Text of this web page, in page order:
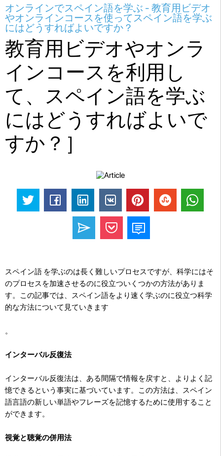
オンラインでスペイン語を学ぶ - 教育用ビデオ
やオンラインコースを使ってスペイン語を学ぶ
にはどうすればよいですか？
教育用ビデオやオンラ
インコースを利用し
て、スペイン語を学ぶ
にはどうすればよいで
すか？］
スペイン語 を学ぶのは長く難しいプロセスですが、科学にはそ
のプロセスを加速させるのに役立ついくつかの方法がありま
す。この記事では、スペイン語をより速く学ぶのに役立つ科学
的な方法について見ていきます
。
インターバル反復法
インターバル反復法は、ある間隔で情報を戻すと、よりよく記
憶できるという事実に基づいています。この方法は、スペイン
語言語の新しい単語やフレーズを記憶するために使用すること
ができます。
視覚と聴覚の併用法